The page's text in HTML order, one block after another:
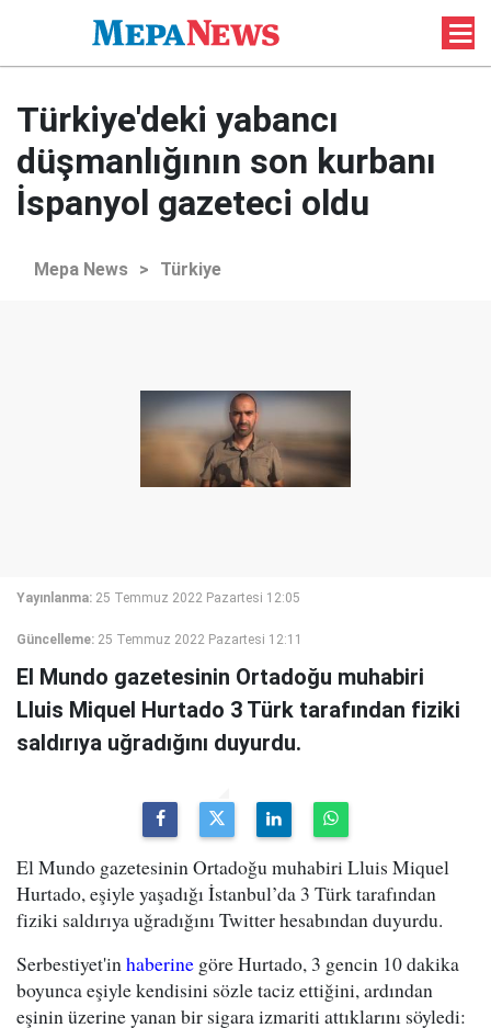
Türkiye'deki yabancı
düşmanlığının son kurbanı
İspanyol gazeteci oldu
Mepa News > Türkiye
Yayınlanma: 25 Temmuz 2022 Pazartesi 12:05
Güncelleme: 25 Temmuz 2022 Pazartesi 12:11
El Mundo gazetesinin Ortadoğu muhabiri
Lluis Miquel Hurtado 3 Türk tarafından fiziki
saldırıya uğradığını duyurdu.
El Mundo gazetesinin Ortadoğu muhabiri Lluis Miquel
Hurtado, eşiyle yaşadığı İstanbul’da 3 Türk tarafından
fiziki saldırıya uğradığını Twitter hesabından duyurdu.
Serbestiyet'inhaberine göre Hurtado, 3 gencin 10 dakika
boyunca eşiyle kendisini sözle taciz ettiğini, ardından
eşinin üzerine yanan bir sigara izmariti attıklarını söyledi: